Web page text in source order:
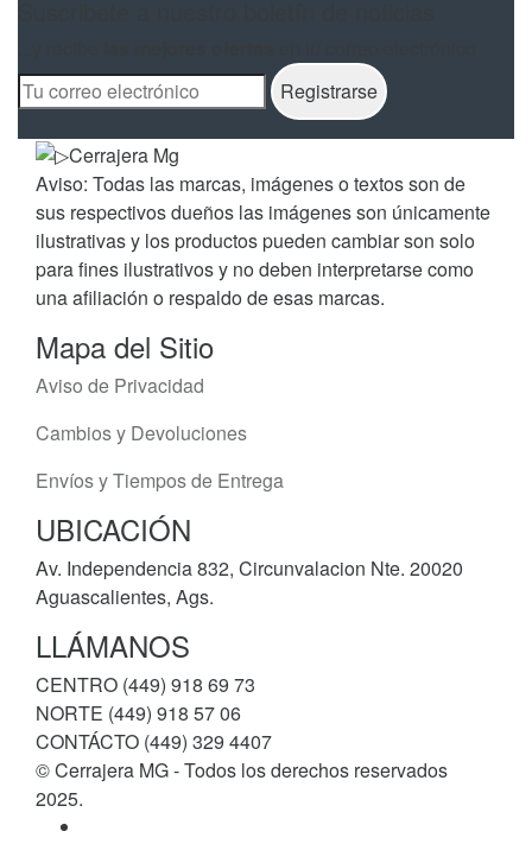
Aviso: Todas las marcas, imágenes o textos son de
sus respectivos dueños las imágenes son únicamente
ilustrativas y los productos pueden cambiar son solo
para fines ilustrativos y no deben interpretarse como
una afiliación o respaldo de esas marcas.
Mapa del Sitio
Aviso de Privacidad
Cambios y Devoluciones
Envíos y Tiempos de Entrega
UBICACIÓN
Av. Independencia 832, Circunvalacion Nte. 20020
Aguascalientes, Ags.
LLÁMANOS
CENTRO (449) 918 69 73
NORTE (449) 918 57 06
CONTÁCTO (449) 329 4407
© Cerrajera MG - Todos los derechos reservados
2025.